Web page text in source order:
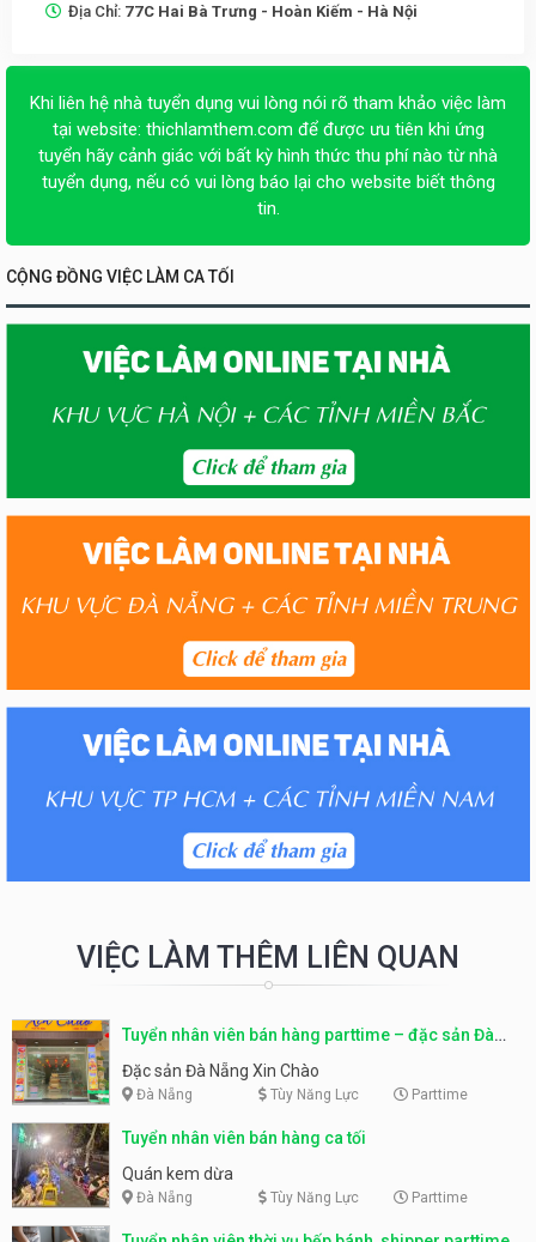
Địa Chỉ: 77C Hai Bà Trưng - Hoàn Kiếm - Hà Nội
Khi liên hệ nhà tuyển dụng vui lòng nói rõ tham khảo việc làm
tại website: thichlamthem.com để được ưu tiên khi ứng
tuyển hãy cảnh giác với bất kỳ hình thức thu phí nào từ nhà
tuyển dụng, nếu có vui lòng báo lại cho website biết thông
tin.
CỘNG ĐỒNG VIỆC LÀM CA TỐI
VIỆC LÀM THÊM LIÊN QUAN
Tuyển nhân viên bán hàng parttime – đặc sản Đà
Nẵng
Đặc sản Đà Nẵng Xin Chào
Đà Nẵng Tùy Năng Lực Parttime
Tuyển nhân viên bán hàng ca tối
Quán kem dừa
Đà Nẵng Tùy Năng Lực Parttime